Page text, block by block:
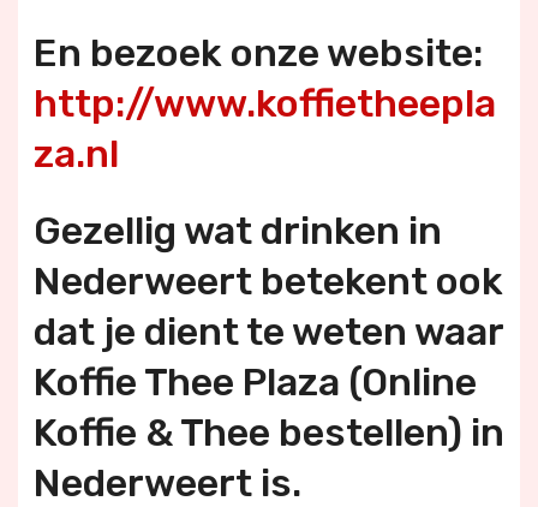
En bezoek onze website:
http://www.koffietheepla
za.nl
Gezellig wat drinken in
Nederweert betekent ook
dat je dient te weten waar
Koffie Thee Plaza (Online
Koffie & Thee bestellen) in
Nederweert is.